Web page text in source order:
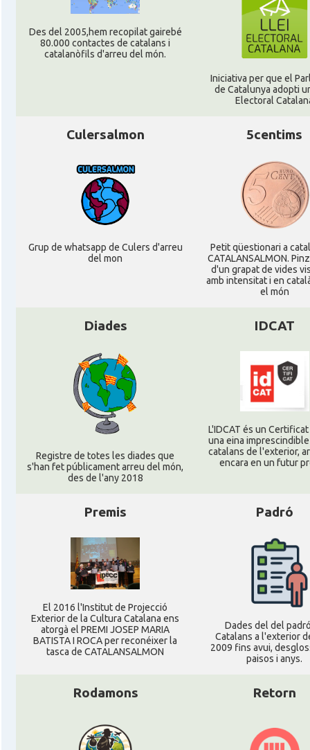
Des del 2005,hem recopilat gairebé
80.000 contactes de catalans i
catalanòfils d'arreu del món.
Iniciativa per que el
de Catalunya adopti
Electoral
Culersalmon
Grup de whatsapp de Culers d'arreu
del mon
5centims
Petit qüestionari a
CATALANSALMON.
d'un grapat de vides
amb intensitat i en
el món
Diades
Registre de totes les diades que
s'han fet públicament arreu del món,
des de l'any 2018
IDCAT
L'IDCAT és un
una eina
catalans de l'exterior,
encara en un futur
Premis
El 2016 l'Institut de Projecció
Exterior de la Cultura Catalana ens
atorgà el PREMI JOSEP MARIA
BATISTA I ROCA per reconéixer la
tasca de CATALANSALMON
Padró
Dades del del
Catalans a l'exterior
2009 fins avui,
paisos i anys.
Rodamons Retorn